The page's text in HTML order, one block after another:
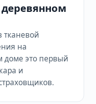
тканевой
на
доме это первый
и